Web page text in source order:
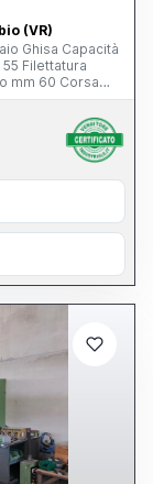
(VR)
Filettatura
di
mm 305
del
mm 210
del
630 Altezza
1300